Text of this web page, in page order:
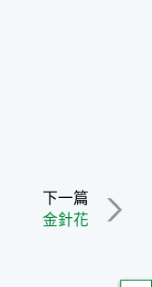
下一篇
金針花